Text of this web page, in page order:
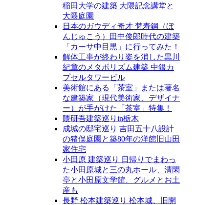
稲田大学の建築 大隈記念講堂と
大隈庭園
日本のガウディ奇才 梵寿鋼（ぼ
んじゅこう）田中俊郎時代の建築
「カーサ中目黒」に行ってみた！
解体工事が終わり姿を消した黒川
紀章のメタボリズム建築 中銀カ
プセルタワービル
美術館にある「茶室」または著名
な建築家（現代美術家、デザイナ
ー）が手がけた「茶室」特集！
隈研吾建築巡りin栃木
成城の邸宅巡り 吉田五十八設計
の猪俣庭園と築80年の洋館旧山田
家住宅
小田原 建築巡り 日帰りでまわっ
た小田原城と三の丸ホール、清閑
亭と小田原文学館、グルメとお土
産も
長野 松本建築巡り 松本城、旧開